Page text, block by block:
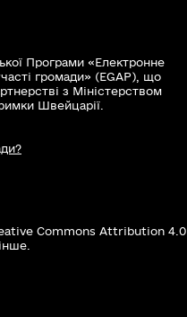
Програми «Електронне
громади» (EGAP), що
з Міністерством
Швейцарії.
Commons Attribution 4.0